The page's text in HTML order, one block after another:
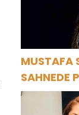
MUSTAFA
SAHNEDE